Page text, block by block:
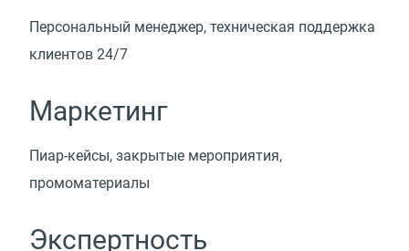
Персональный менеджер, техническая поддержка
клиентов 24/7
Маркетинг
Пиар-кейсы, закрытые мероприятия,
промоматериалы
Экспертность